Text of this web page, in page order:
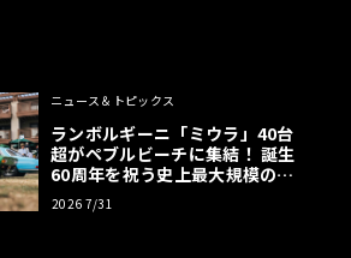
ニュース＆トピックス
ランボルギーニ「ミウラ」40台
超がペブルビーチに集結！ 誕生
60周年を祝う史上最大規模の祭
典へ
2026 7/31